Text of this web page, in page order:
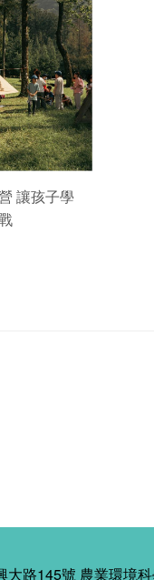
讓孩子學
路145號 農業環境